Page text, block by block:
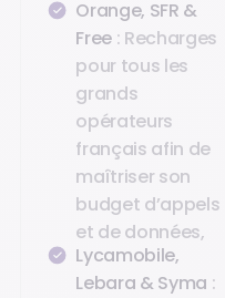
Orange, SFR &
Free: Recharges
pour tous les
grands
opérateurs
français afin de
maîtriser son
budget d’appels
et de données,
Lycamobile,
Lebara & Syma :